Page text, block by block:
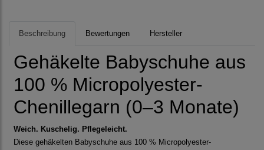
Beschreibung Bewertungen Hersteller
Gehäkelte Babyschuhe aus
100 % Micropolyester-
Chenillegarn (0–3 Monate)
Weich. Kuschelig. Pflegeleicht.
Diese gehäkelten Babyschuhe aus 100 % Micropolyester-